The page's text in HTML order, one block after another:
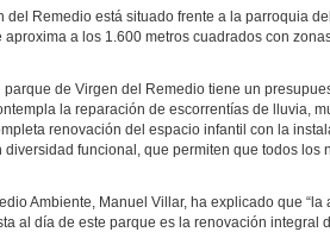
del Remedio está situado frente a la parroquia
a los 1.600 metros cuadrados con
de Virgen del Remedio tiene un
la reparación de escorrentías de lluvia,
renovación del espacio infantil con la
funcional, que permiten que todos los
Ambiente, Manuel Villar, ha explicado que
al día de este parque es la renovación integral